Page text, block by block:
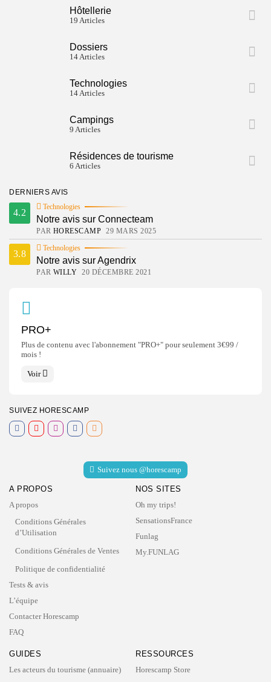
SUIVEZ HORESCAMP
Hôtellerie
19 Articles
Dossiers
14 Articles
Technologies
14 Articles
Campings
9 Articles
Résidences de tourisme
6 Articles
DERNIERS AVIS
4.2
Technologies
Notre avis sur Connecteam
PAR HORESCAMP 29 MARS 2025
3.8
Technologies
Notre avis sur Agendrix
PAR WILLY 20 DÉCEMBRE 2021
PRO+
Plus de contenu avec l'abonnement "PRO+" pour seulement 3€99 /
mois !
Voir
SUIVEZ HORESCAMP
Suivez nous @horescamp
A PROPOS
A propos
Conditions Générales
d’Utilisation
Conditions Générales de Ventes
Politique de confidentialité
Tests & avis
L’équipe
Contacter Horescamp
FAQ
NOS SITES
Oh my trips!
SensationsFrance
Funlag
My.FUNLAG
GUIDES
Les acteurs du tourisme (annuaire)
RESSOURCES
Horescamp Store